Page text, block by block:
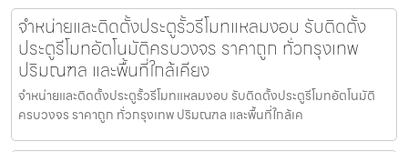
จำหน่ายและติดตั้งประตูรั้วรีโมทแหลมงอบ รับติดตั้ง
ประตูรีโมทอัตโนมัติครบวงจร ราคาถูก ทั่วกรุงเทพ
ปริมณฑล และพื้นที่ใกล้เคียง
จำหน่ายและติดตั้งประตูรั้วรีโมทแหลมงอบ รับติดตั้งประตูรีโมทอัตโนมัติ
ครบวงจร ราคาถูก ทั่วกรุงเทพ ปริมณฑล และพื้นที่ใกล้เค